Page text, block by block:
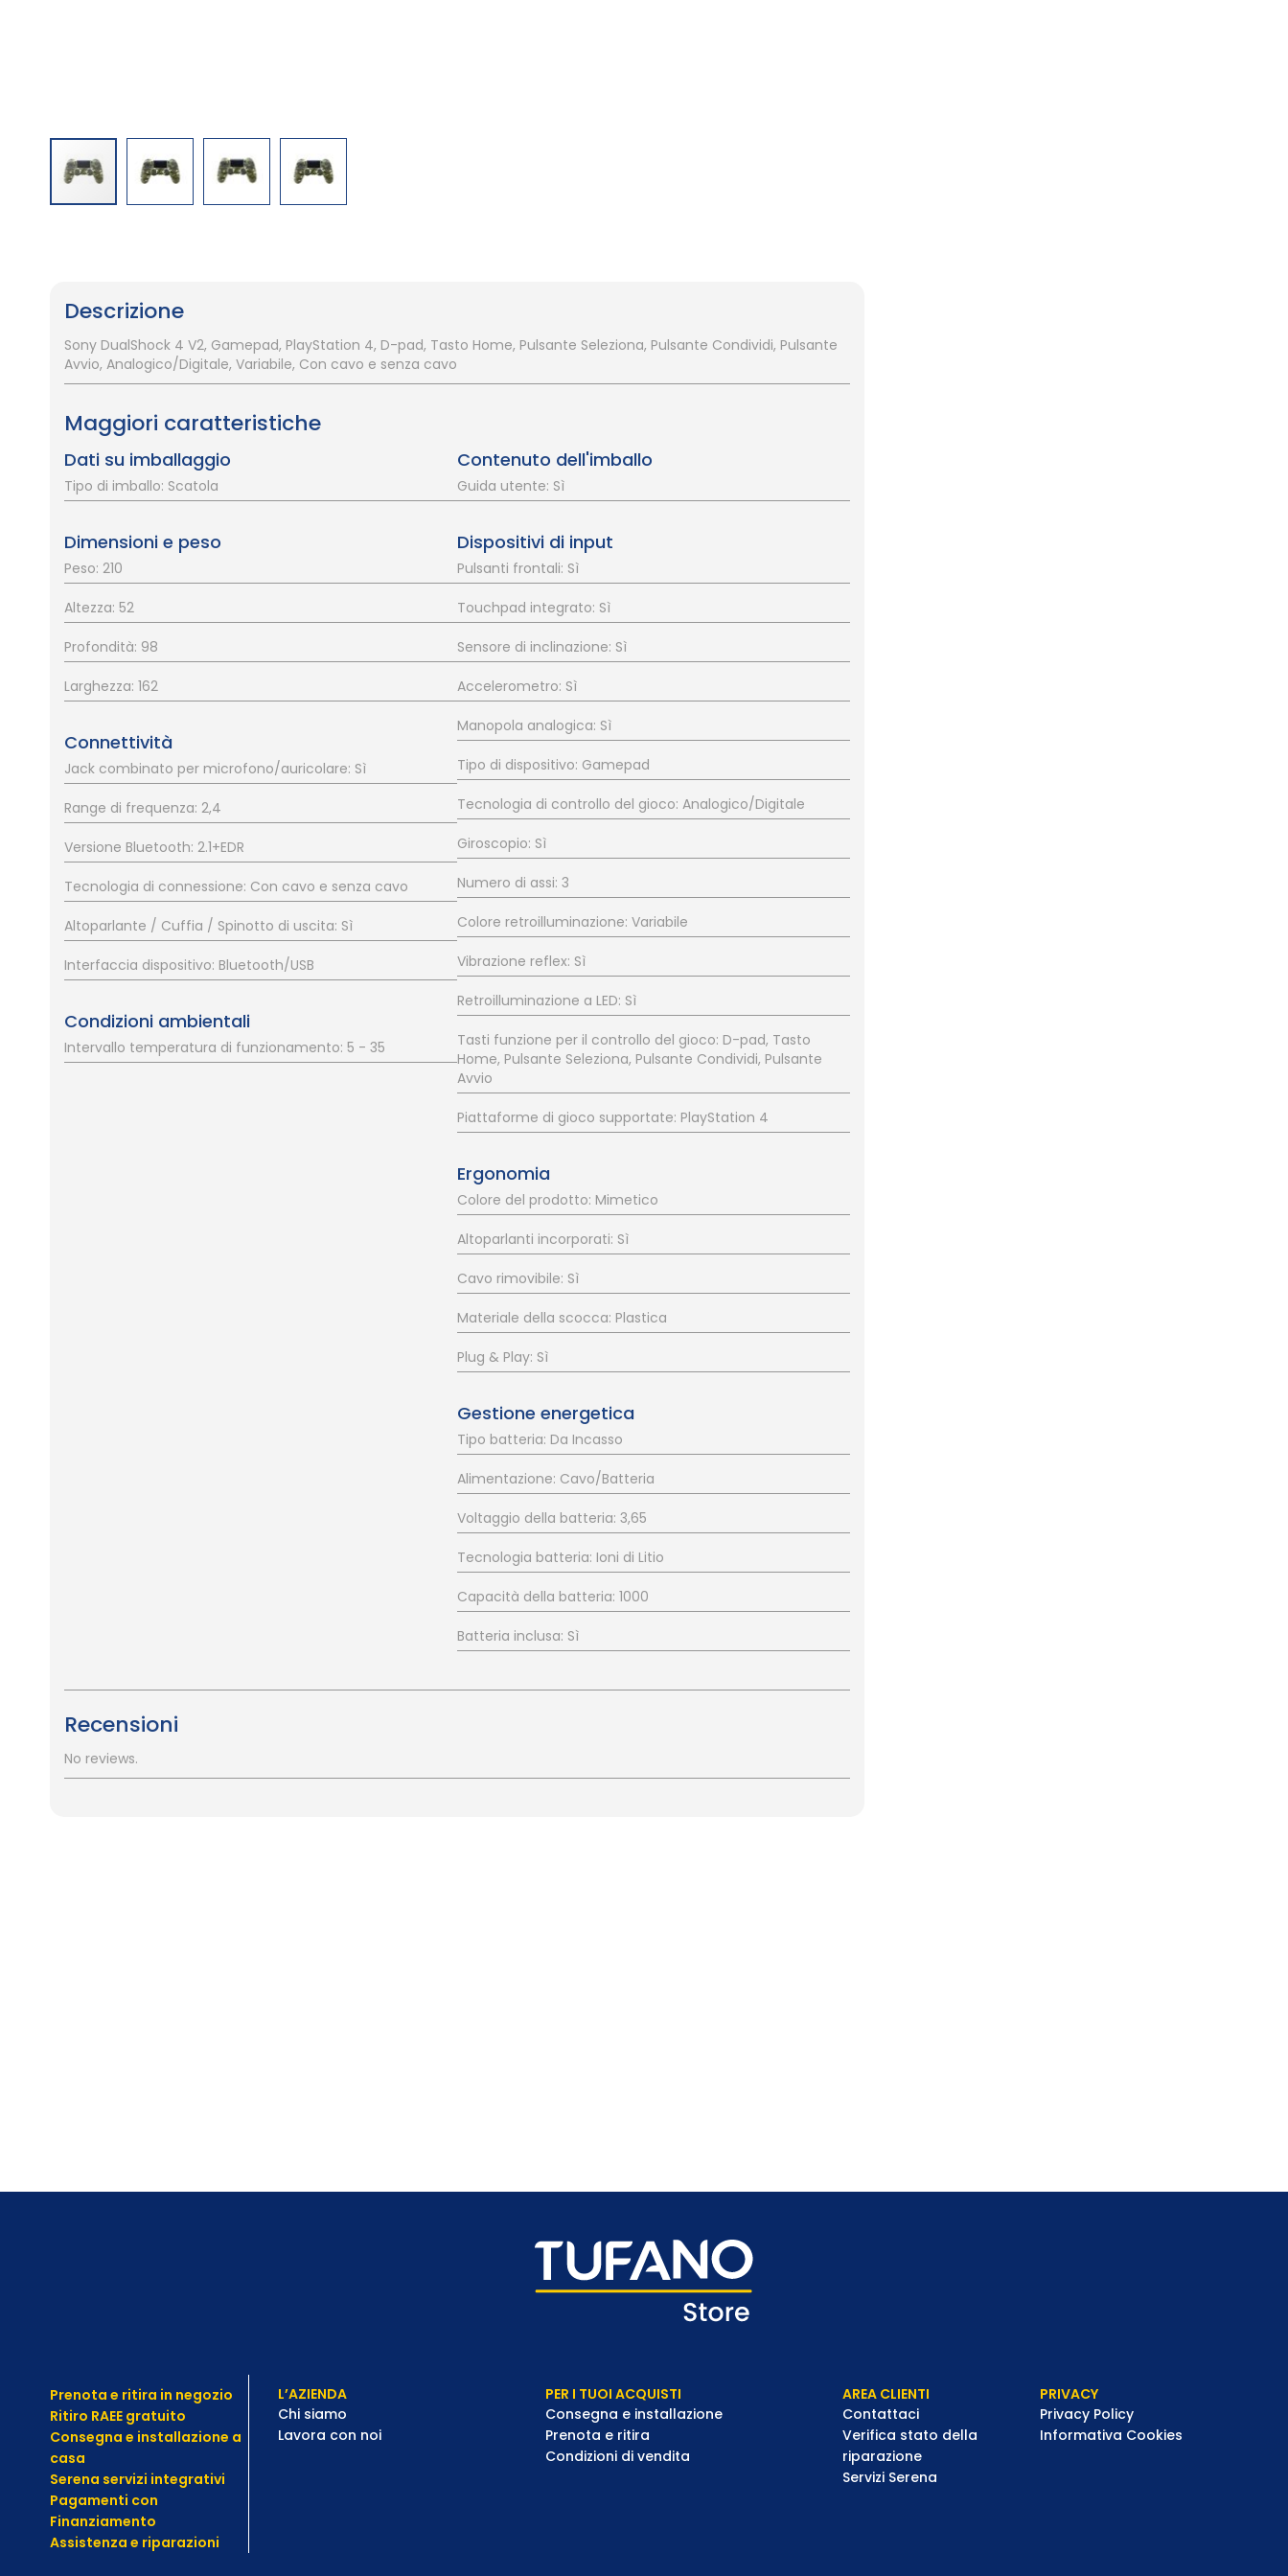
Descrizione
Sony DualShock 4 V2, Gamepad, PlayStation 4, D-pad, Tasto Home, Pulsante Seleziona, Pulsante Condividi, Pulsante
Avvio, Analogico/Digitale, Variabile, Con cavo e senza cavo
Maggiori caratteristiche
Dati su imballaggio
Tipo di imballo: Scatola
Dimensioni e peso
Peso: 210
Altezza: 52
Profondità: 98
Larghezza: 162
Connettività
Jack combinato per microfono/auricolare: Sì
Range di frequenza: 2,4
Versione Bluetooth: 2.1+EDR
Tecnologia di connessione: Con cavo e senza cavo
Altoparlante / Cuffia / Spinotto di uscita: Sì
Interfaccia dispositivo: Bluetooth/USB
Condizioni ambientali
Intervallo temperatura di funzionamento: 5 - 35
Contenuto dell'imballo
Guida utente: Sì
Dispositivi di input
Pulsanti frontali: Sì
Touchpad integrato: Sì
Sensore di inclinazione: Sì
Accelerometro: Sì
Manopola analogica: Sì
Tipo di dispositivo: Gamepad
Tecnologia di controllo del gioco: Analogico/Digitale
Giroscopio: Sì
Numero di assi: 3
Colore retroilluminazione: Variabile
Vibrazione reflex: Sì
Retroilluminazione a LED: Sì
Tasti funzione per il controllo del gioco: D-pad, Tasto
Home, Pulsante Seleziona, Pulsante Condividi, Pulsante
Avvio
Piattaforme di gioco supportate: PlayStation 4
Ergonomia
Colore del prodotto: Mimetico
Altoparlanti incorporati: Sì
Cavo rimovibile: Sì
Materiale della scocca: Plastica
Plug & Play: Sì
Gestione energetica
Tipo batteria: Da Incasso
Alimentazione: Cavo/Batteria
Voltaggio della batteria: 3,65
Tecnologia batteria: Ioni di Litio
Capacità della batteria: 1000
Batteria inclusa: Sì
Recensioni
No reviews.
Prenota e ritira in negozio
Ritiro RAEE gratuito
Consegna e installazione a
casa
Serena servizi integrativi
Pagamenti con
Finanziamento
Assistenza e riparazioni
L’AZIENDA
Chi siamo
Lavora con noi
PER I TUOI ACQUISTI
Consegna e installazione
Prenota e ritira
Condizioni di vendita
AREA CLIENTI
Contattaci
Verifica stato della
riparazione
Servizi Serena
PRIVACY
Privacy Policy
Informativa Cookies